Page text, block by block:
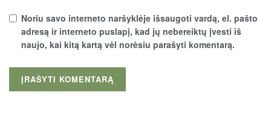
Noriu savo interneto naršyklėje išsaugoti vardą, el. pašto
adresą ir interneto puslapį, kad jų nebereiktų įvesti iš
naujo, kai kitą kartą vėl norėsiu parašyti komentarą.